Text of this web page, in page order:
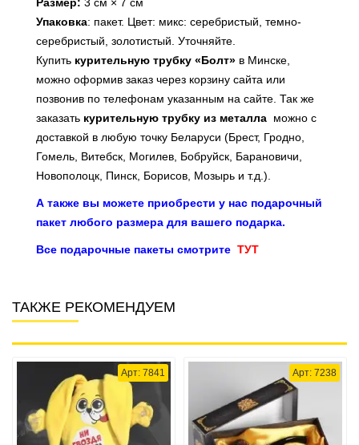
Размер: 3 см × 7 см
Упаковка: пакет. Цвет: микс: серебристый, темно-
серебристый, золотистый. Уточняйте.
Купить курительную трубку «Болт» в Минске,
можно оформив заказ через корзину сайта или
позвонив по телефонам указанным на сайте. Так же
заказать курительную трубку из металла можно с
доставкой в любую точку Беларуси (Брест, Гродно,
Гомель, Витебск, Могилев, Бобруйск, Барановичи,
Новополоцк, Пинск, Борисов, Мозырь и т.д.).
А также вы можете приобрести у нас подарочный
пакет любого размера для вашего подарка.
Все подарочные пакеты смотрите ТУТ
ТАКЖЕ РЕКОМЕНДУЕМ
Арт: 7841 Арт: 7238